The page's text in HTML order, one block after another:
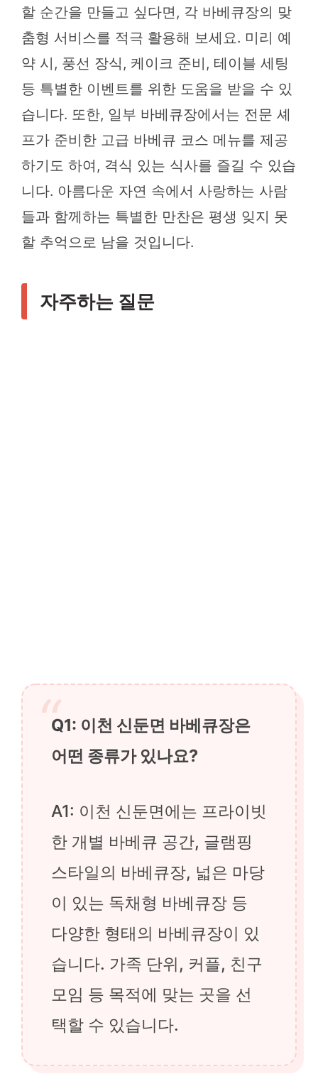
할 순간을 만들고 싶다면, 각 바베큐장의 맞
춤형 서비스를 적극 활용해 보세요. 미리 예
약 시, 풍선 장식, 케이크 준비, 테이블 세팅
등 특별한 이벤트를 위한 도움을 받을 수 있
습니다. 또한, 일부 바베큐장에서는 전문 셰
프가 준비한 고급 바베큐 코스 메뉴를 제공
하기도 하여, 격식 있는 식사를 즐길 수 있습
니다. 아름다운 자연 속에서 사랑하는 사람
들과 함께하는 특별한 만찬은 평생 잊지 못
할 추억으로 남을 것입니다.
자주하는 질문
Q1: 이천 신둔면 바베큐장은
어떤 종류가 있나요?
A1: 이천 신둔면에는 프라이빗
한 개별 바베큐 공간, 글램핑
스타일의 바베큐장, 넓은 마당
이 있는 독채형 바베큐장 등
다양한 형태의 바베큐장이 있
습니다. 가족 단위, 커플, 친구
모임 등 목적에 맞는 곳을 선
택할 수 있습니다.